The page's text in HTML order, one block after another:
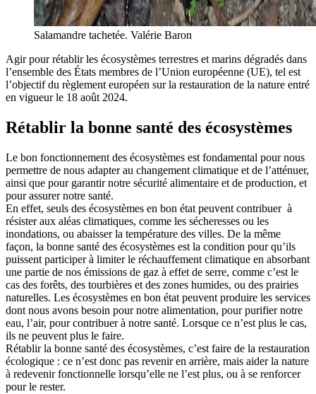
Salamandre tachetée. Valérie Baron
Agir pour rétablir les écosystèmes terrestres et marins dégradés dans
l’ensemble des États membres de l’Union européenne (UE), tel est
l’objectif du règlement européen sur la restauration de la nature entré
en vigueur le 18 août 2024.
Rétablir la bonne santé des écosystèmes
Le bon fonctionnement des écosystèmes est fondamental pour nous
permettre de nous adapter au changement climatique et de l’atténuer,
ainsi que pour garantir notre sécurité alimentaire et de production, et
pour assurer notre santé.
En effet, seuls des écosystèmes en bon état peuvent contribuer à
résister aux aléas climatiques, comme les sécheresses ou les
inondations, ou abaisser la température des villes. De la même
façon, la bonne santé des écosystèmes est la condition pour qu’ils
puissent participer à limiter le réchauffement climatique en absorbant
une partie de nos émissions de gaz à effet de serre, comme c’est le
cas des forêts, des tourbières et des zones humides, ou des prairies
naturelles. Les écosystèmes en bon état peuvent produire les services
dont nous avons besoin pour notre alimentation, pour purifier notre
eau, l’air, pour contribuer à notre santé. Lorsque ce n’est plus le cas,
ils ne peuvent plus le faire.
Rétablir la bonne santé des écosystèmes, c’est faire de la restauration
écologique : ce n’est donc pas revenir en arrière, mais aider la nature
à redevenir fonctionnelle lorsqu’elle ne l’est plus, ou à se renforcer
pour le rester.